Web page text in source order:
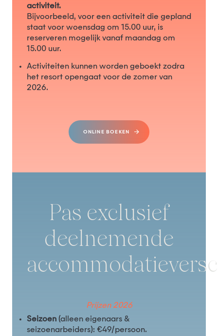
activiteit.
Bijvoorbeeld, voor een activiteit die gepland
staat voor woensdag om 15.00 uur, is
reserveren mogelijk vanaf maandag om
15.00 uur.
Activiteiten kunnen worden geboekt zodra
het resort opengaat voor de zomer van
2026.
ONLINE BOEKEN
Pas exclusief
deelnemende
Prijzen 2026
Seizoen (alleen eigenaars &
seizoenarbeiders): €49/persoon.